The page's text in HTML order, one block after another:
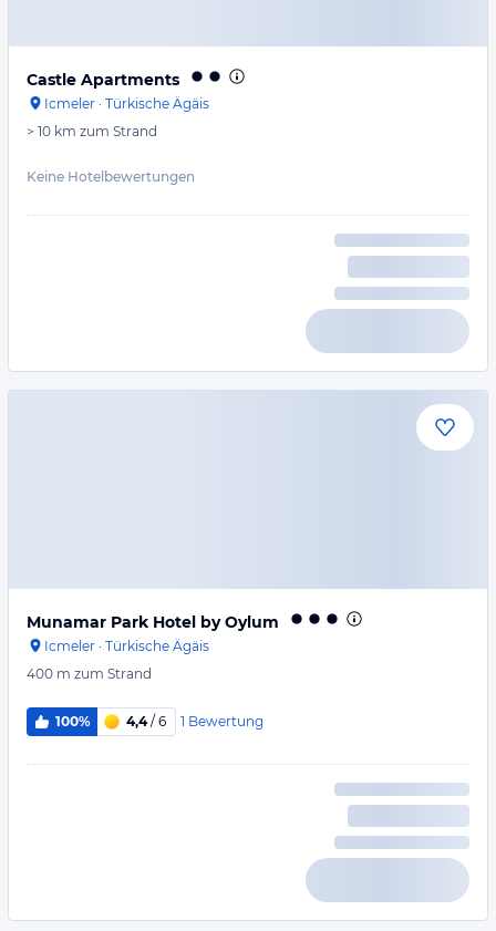
Castle Apartments
Icmeler · Türkische Ägäis
> 10 km zum Strand
Keine Hotelbewertungen
Munamar Park Hotel by Oylum
Icmeler · Türkische Ägäis
400 m zum Strand
100% 4,4/ 6 1 Bewertung